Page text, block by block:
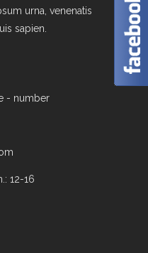
urna, venenatis
sapien.
- number
12-16